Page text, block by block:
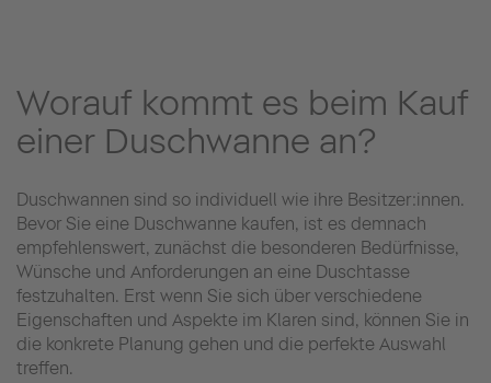
Worauf kommt es beim Kauf
einer Duschwanne an?
Duschwannen sind so individuell wie ihre Besitzer:innen.
Bevor Sie eine Duschwanne kaufen, ist es demnach
empfehlenswert, zunächst die besonderen Bedürfnisse,
Wünsche und Anforderungen an eine Duschtasse
festzuhalten. Erst wenn Sie sich über verschiedene
Eigenschaften und Aspekte im Klaren sind, können Sie in
die konkrete Planung gehen und die perfekte Auswahl
treffen.